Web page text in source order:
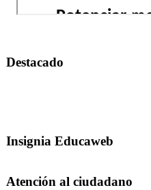
Destacado
Insignia Educaweb
Atención al ciudadano